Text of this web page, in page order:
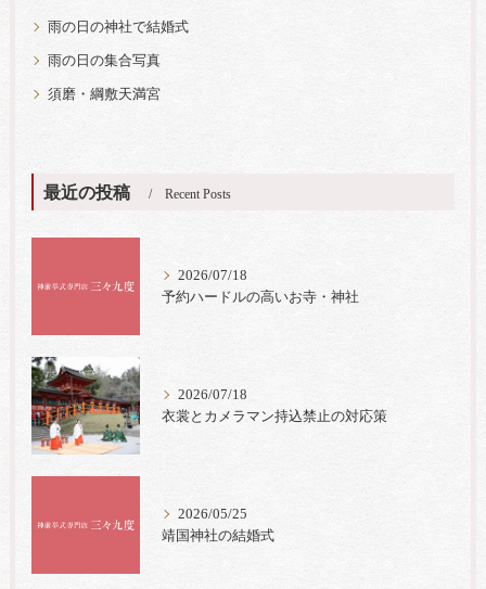
雨の日の神社で結婚式
雨の日の集合写真
須磨・綱敷天満宮
最近の投稿 Recent Posts
2026/07/18
予約ハードルの高いお寺・神社
2026/07/18
衣裳とカメラマン持込禁止の対応策
2026/05/25
靖国神社の結婚式